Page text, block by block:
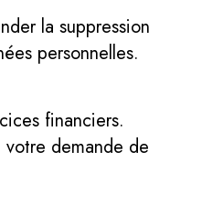
la suppression
personnelles.
financiers.
votre demande de